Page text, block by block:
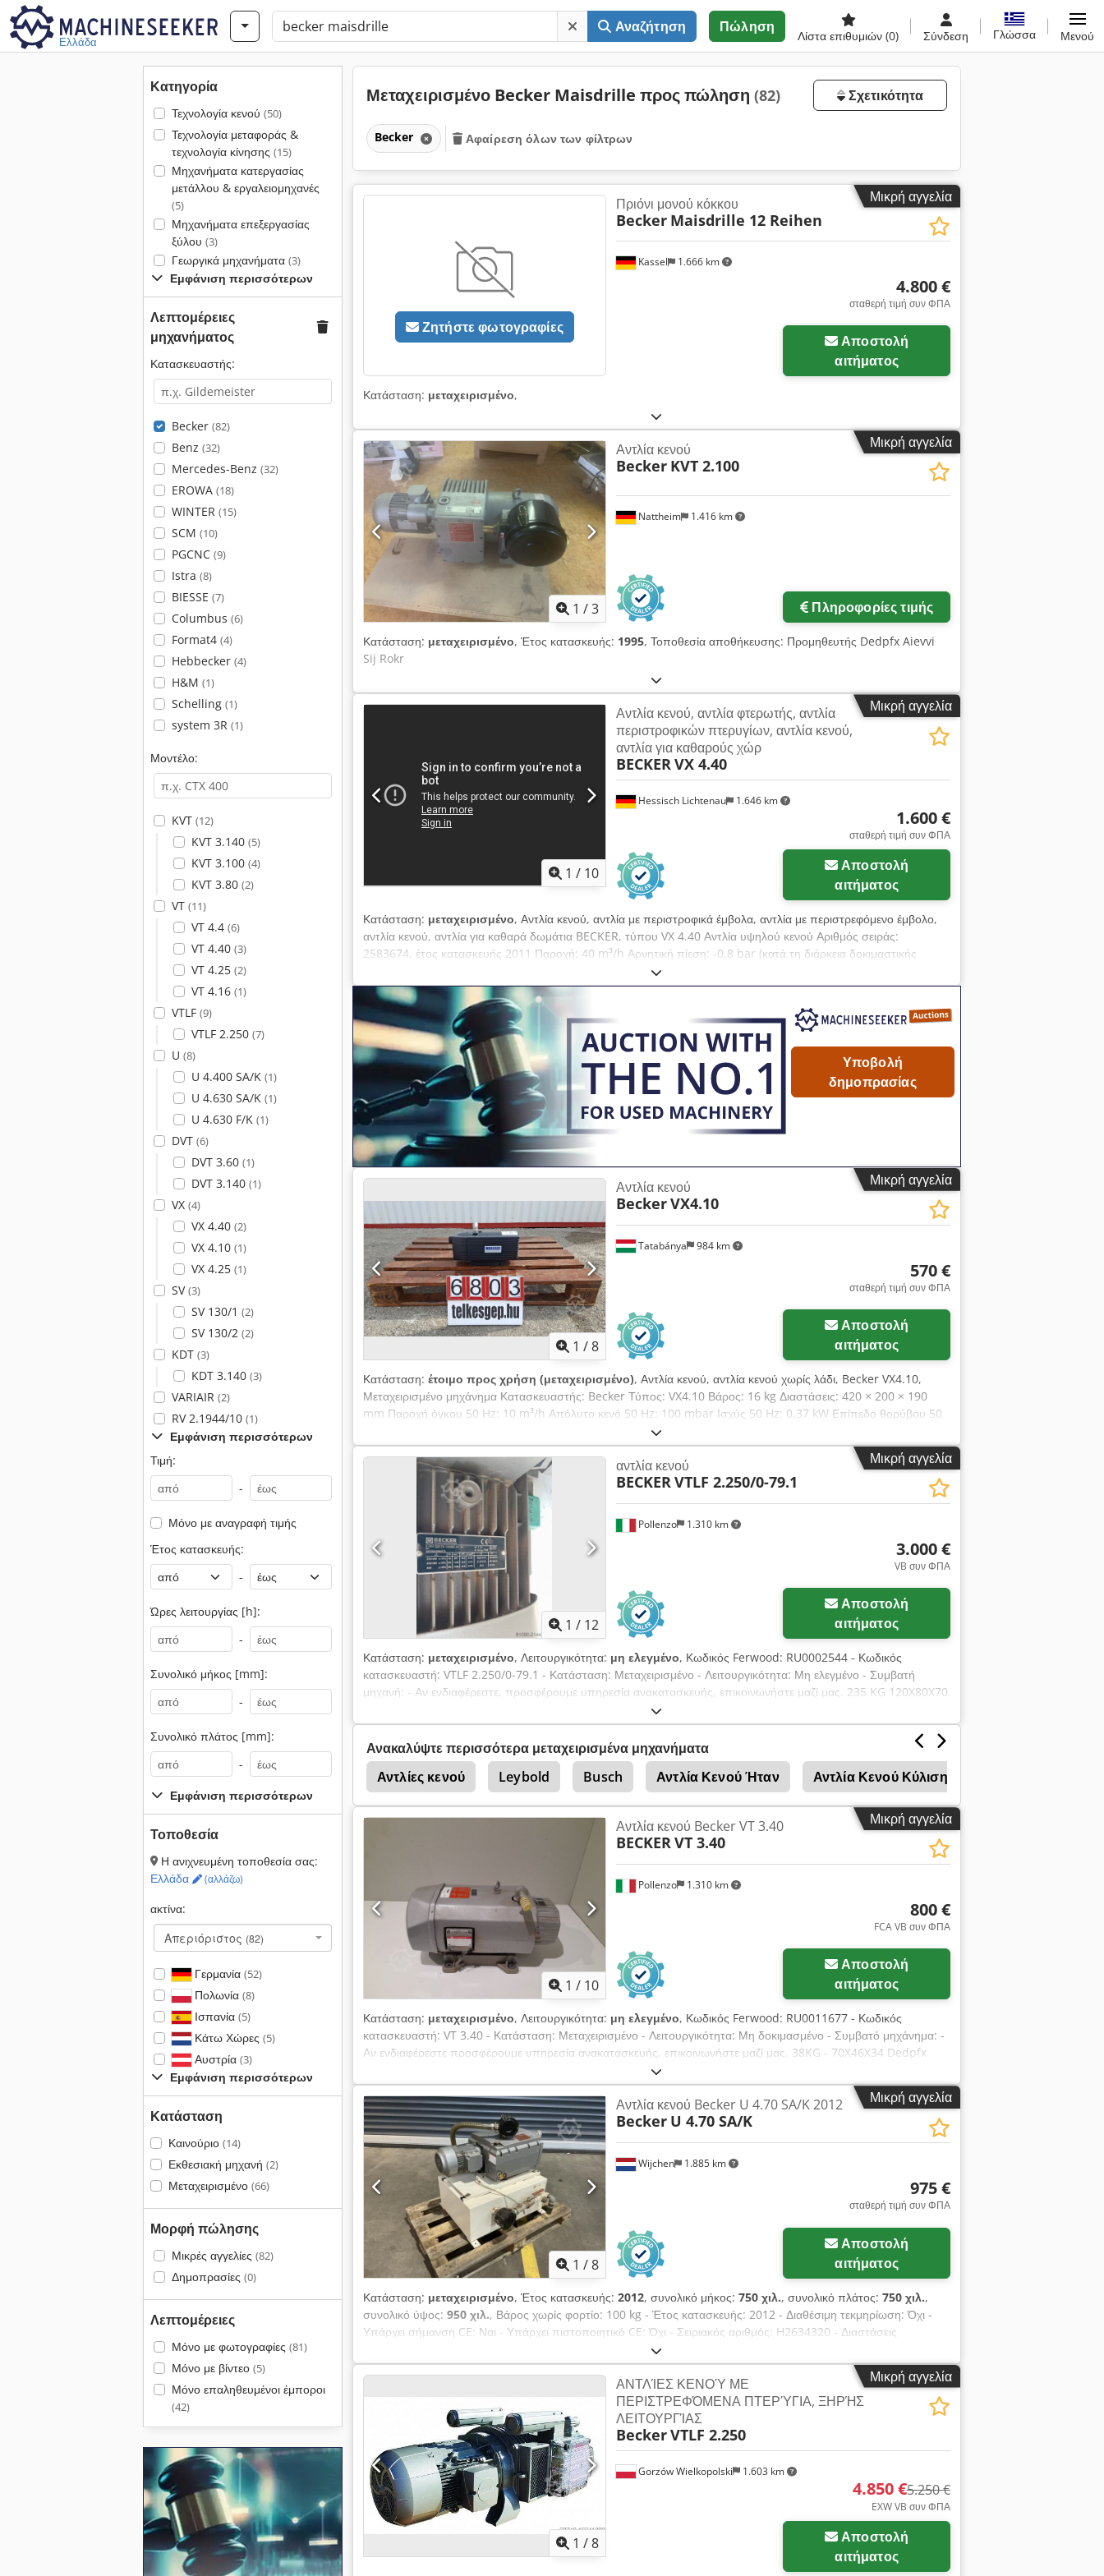
Ελλάδα
Αναζήτηση Πώληση
Λίστα επιθυμιών (0) Σύνδεση Γλώσσα Μενού
Κατηγορία
Τεχνολογία κενού (50)
Τεχνολογία μεταφοράς &
τεχνολογία κίνησης (15)
Μηχανήματα κατεργασίας
μετάλλου & εργαλειομηχανές
(5)
Μηχανήματα επεξεργασίας
ξύλου (3)
Γεωργικά μηχανήματα (3)
Εμφάνιση περισσότερων
Λεπτομέρειες
μηχανήματος
Κατασκευαστής:
Becker (82)
Benz (32)
Mercedes-Benz (32)
EROWA (18)
WINTER (15)
SCM (10)
PGCNC (9)
Istra (8)
BIESSE (7)
Columbus (6)
Format4 (4)
Hebbecker (4)
H&M (1)
Schelling (1)
system 3R (1)
Μοντέλο:
KVT (12)
KVT 3.140 (5)
KVT 3.100 (4)
KVT 3.80 (2)
VT (11)
VT 4.4 (6)
VT 4.40 (3)
VT 4.25 (2)
VT 4.16 (1)
VTLF (9)
VTLF 2.250 (7)
U (8)
U 4.400 SA/K (1)
U 4.630 SA/K (1)
U 4.630 F/K (1)
DVT (6)
DVT 3.60 (1)
DVT 3.140 (1)
VX (4)
VX 4.40 (2)
VX 4.10 (1)
VX 4.25 (1)
SV(3)
SV 130/1 (2)
SV 130/2 (2)
KDT (3)
KDT 3.140 (3)
VARIAIR (2)
RV 2.1944/10 (1)
Εμφάνιση περισσότερων
Τιμή:
-
Μόνο με αναγραφή τιμής
Έτος κατασκευής:
-
Ώρες λειτουργίας [h]:
-
Συνολικό μήκος [mm]:
-
Συνολικό πλάτος [mm]:
-
Εμφάνιση περισσότερων
Τοποθεσία
Η ανιχνευμένη τοποθεσία σας:
Ελλάδα
(αλλάζω)
ακτίνα:
Απεριόριστος (82)
Γερμανία (52)
Πολωνία (8)
Ισπανία (5)
Κάτω Χώρες (5)
Αυστρία (3)
Εμφάνιση περισσότερων
Κατάσταση
Καινούριο (14)
Εκθεσιακή μηχανή (2)
Μεταχειρισμένο (66)
Μορφή πώλησης
Μικρές αγγελίες (82)
Δημοπρασίες (0)
Λεπτομέρειες
Μόνο με φωτογραφίες (81)
Μόνο με βίντεο (5)
Μόνο επαληθευμένοι έμποροι
(42)
Μεταχειρισμένο Becker Maisdrille προς πώληση (82) Σχετικότητα
Becker Αφαίρεση όλων των φίλτρων
Μικρή αγγελία
Ζητήστε φωτογραφίες
Kassel 1.666 km
Πριόνι μονού κόκκου
Becker Maisdrille 12 Reihen
4.800 €
σταθερή τιμή συν ΦΠΑ
Αποστολή
αιτήματος
Κατάσταση: μεταχειρισμένο,
Μικρή αγγελία
1 /3
Nattheim 1.416 km
Αντλία κενού
Becker KVT 2.100
Πληροφορίες τιμής
Κατάσταση: μεταχειρισμένο, Έτος κατασκευής: 1995, Τοποθεσία αποθήκευσης: Προμηθευτής Dedpfx Aievvi
Sij Rokr
Μικρή αγγελία
1 / 10
Hessisch Lichtenau 1.646 km
Αντλία κενού, αντλία φτερωτής, αντλία
περιστροφικών πτερυγίων, αντλία κενού,
αντλία για καθαρούς χώρ
BECKERVX 4.40
1.600 €
σταθερή τιμή συν ΦΠΑ
Αποστολή
αιτήματος
Κατάσταση: μεταχειρισμένο, Αντλία κενού, αντλία με περιστροφικά έμβολα, αντλία με περιστρεφόμενο έμβολο,
αντλία κενού, αντλία για καθαρά δωμάτια BECKER, τύπου VX 4.40 Αντλία υψηλού κενού Αριθμός σειράς:
2583674, έτος κατασκευής 2011 Παροχή: 40 m³/h Αρνητική πίεση: -0,8 bar (κατά τη διάρκεια δοκιμαστικής
λειτουργίας) Αρνητική πίεση: -0,9 bar (δεδομένα κατασκευαστή) Είσοδος αναρρόφησης: G 3/4" Dkjdpfxezrzyao
Ai Rer Στροφές κινητήρα: 1420 στροφές/λεπτό Ισχύς κινητήρα: 1,25 kW Σύνδεση στο δίκτυο: 400 Volt, 50 Hz -
Αντλία κενού με περιστρεφόμενο έμβολο, λειτουργεί χωρίς λάδι και μπορεί να λειτουργήσει χωρίς υγρό -
Ηχομόνωση από πολυστυρένιο (φελιζόλ) Διαστάσεις με ηχομονωτικό περίβλημα (μήκος x πλάτος x ύψος): 820 x
460 x 350 mm Διαστάσεις χωρίς ηχομονωτικό περίβλημα (μήκος x πλάτος x ύψος): 540 x 250 x 280 mm Βάρος:
45 kg Πολύ καλή κατάσταση
Υποβολή
δημοπρασίας
Μικρή αγγελία
1 /8
Tatabánya 984 km
Αντλία κενού
BeckerVX4.10
570 €
σταθερή τιμή συν ΦΠΑ
Αποστολή
αιτήματος
Κατάσταση: έτοιμο προς χρήση (μεταχειρισμένο), Αντλία κενού, αντλία κενού χωρίς λάδι, Becker VX4.10,
Μεταχειρισμένο μηχάνημα Κατασκευαστής: Becker Τύπος: VX4.10 Βάρος: 16 kg Διαστάσεις: 420 × 200 × 190
mm Παροχή όγκου 50 Hz: 10 m³/h Απόλυτο κενό 50 Hz: 100 mbar Ισχύς 50 Hz: 0,37 kW Επίπεδο θορύβου 50
Hz: 60,0 dB(A) Παροχή όγκου 60 Hz: 12 m³/h Dkodjxh A U Rjpfx Ai Rjr Απόλυτο κενό 60 Hz: 100 mbar Ισχύς 60
Hz: 0,45 kW Επίπεδο θορύβου 60 Hz: 62,0 dB(A) Βάρος: 16,0 kg με κινητήρα
Μικρή αγγελία
1 / 12
Pollenzo 1.310 km
αντλία κενού
BECKERVTLF 2.250/0-79.1
3.000 €
VB συν ΦΠΑ
Αποστολή
αιτήματος
Κατάσταση: μεταχειρισμένο, Λειτουργικότητα: μη ελεγμένο, Κωδικός Ferwood: RU0002544 - Κωδικός
κατασκευαστή: VTLF 2.250/0-79.1 - Κατάσταση: Μεταχειρισμένο - Λειτουργικότητα: Μη ελεγμένο - Συμβατή
μηχανή: - Αν ενδιαφέρεστε, προσφέρουμε υπηρεσία ανακατασκευής, επικοινωνήστε μαζί μας. 235 KG 120X80X70
Ανακαλύψτε περισσότερα μεταχειρισμένα μηχανήματα
Αντλίες κενού
Leybold Busch Αντλία Κενού Ήταν Αντλία Κενού Κύλισης
Θερμοπλαστικό Κόκκοι Amazone Uf 1201
Μικρή αγγελία
1 / 10
Pollenzo 1.310 km
Αντλία κενού Becker VT 3.40
BECKERVT 3.40
800 €
FCA VB συν ΦΠΑ
Αποστολή
αιτήματος
Κατάσταση: μεταχειρισμένο, Λειτουργικότητα: μη ελεγμένο, Κωδικός Ferwood: RU0011677 - Κωδικός
κατασκευαστή: VT 3.40 - Κατάσταση: Μεταχειρισμένο - Λειτουργικότητα: Μη δοκιμασμένο - Συμβατό μηχάνημα: -
Αν ενδιαφέρεστε προσφέρουμε υπηρεσία ανακατασκευής, επικοινωνήστε μαζί μας. 38KG - 70X46X34 Dedpfx
Μικρή αγγελία
1 /8
Wijchen 1.885 km
Αντλία κενού Becker U 4.70 SA/K 2012
Becker U 4.70 SA/K
975 €
σταθερή τιμή συν ΦΠΑ
Αποστολή
αιτήματος
Κατάσταση: μεταχειρισμένο, Έτος κατασκευής: 2012, συνολικό μήκος: 750 χιλ., συνολικό πλάτος: 750 χιλ.,
συνολικό ύψος: 950 χιλ., Βάρος χωρίς φορτίο: 100 kg - Έτος κατασκευής: 2012 - Διαθέσιμη τεκμηρίωση: Όχι -
Υπάρχει σήμανση CE: Ναι - Υπάρχει πιστοποιητικό CE: Όχι - Σειριακός αριθμός: H2634320 - Διαστάσεις
μεταφοράς: 750mm x 750mm x 950mm (μ x π x υ) - Βάρος μεταφοράς [kg]: 100kg - Μεταφορικές συσκευασίες
[τμχ.]: 1 Χρηματοοικονομικές πληροφορίες ΦΠΑ: Η αναφερόμενη τιμή είναι χωρίς ΦΠΑ ΦΠΑ/διαφοροποιημένη
φορολόγηση: Ο ΦΠΑ είναι εκπιπτόμενος για επαγγελματίες Άμεση παράδοση και ανταλλαγή δυνατή για κάθε
βιομηχανικό εξοπλισμό Dkjdpswgafmofx Ai Rer Peter Stroomberg
Μικρή αγγελία
1 /8
Gorzów Wielkopolski 1.603 km
ΑΝΤΛΊΕΣ ΚΕΝΟΎ ΜΕ
ΠΕΡΙΣΤΡΕΦΌΜΕΝΑ ΠΤΕΡΎΓΙΑ, ΞΗΡΉΣ
ΛΕΙΤΟΥΡΓΊΑΣ
BeckerVTLF 2.250
4.850 €5.250 €
EXW VB συν ΦΠΑ
Αποστολή
αιτήματος